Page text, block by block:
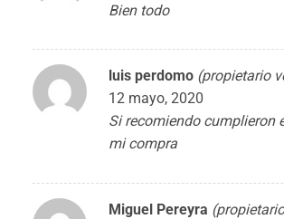
Bien todo
luis perdomo (propietario
12 mayo, 2020
Si recomiendo cumplieron
mi compra
Miguel Pereyra